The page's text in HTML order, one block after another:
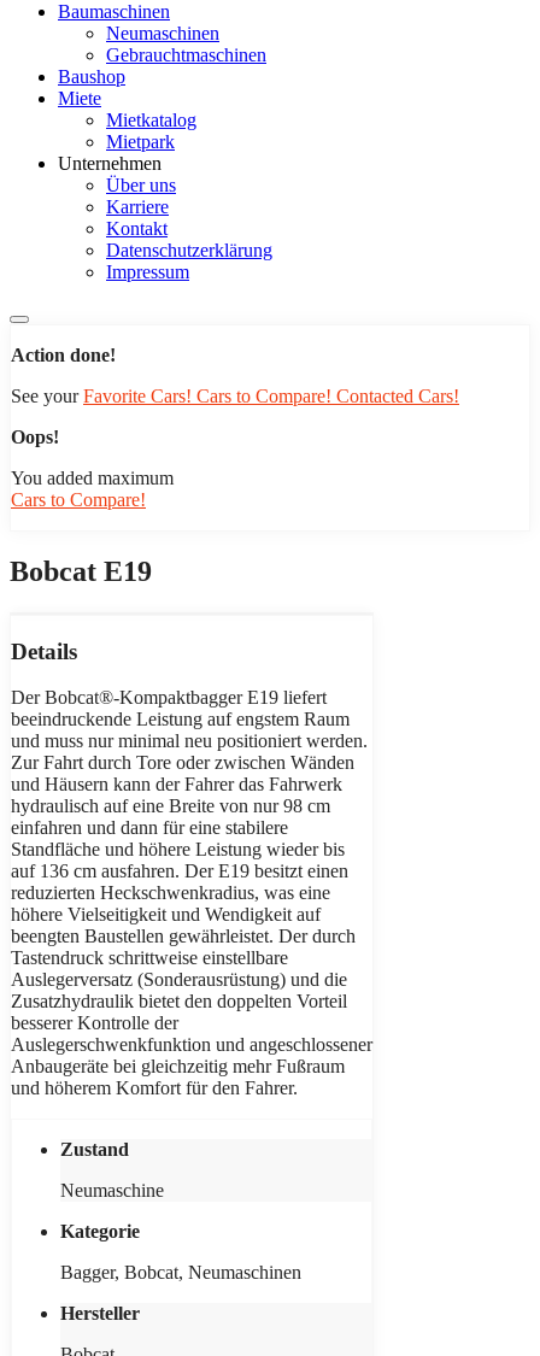
Baumaschinen
Neumaschinen
Gebrauchtmaschinen
Baushop
Miete
Mietkatalog
Mietpark
Unternehmen
Über uns
Karriere
Kontakt
Datenschutzerklärung
Impressum
Action done!
See yourFavorite Cars! Cars to Compare! Contacted Cars!
Oops!
You added maximum
Cars to Compare!
Bobcat E19
Details
Der Bobcat®-Kompaktbagger E19 liefert
beeindruckende Leistung auf engstem Raum
und muss nur minimal neu positioniert werden.
Zur Fahrt durch Tore oder zwischen Wänden
und Häusern kann der Fahrer das Fahrwerk
hydraulisch auf eine Breite von nur 98 cm
einfahren und dann für eine stabilere
Standfläche und höhere Leistung wieder bis
auf 136 cm ausfahren. Der E19 besitzt einen
reduzierten Heckschwenkradius, was eine
höhere Vielseitigkeit und Wendigkeit auf
beengten Baustellen gewährleistet. Der durch
Tastendruck schrittweise einstellbare
Auslegerversatz (Sonderausrüstung) und die
Zusatzhydraulik bietet den doppelten Vorteil
besserer Kontrolle der
Auslegerschwenkfunktion und angeschlossener
Anbaugeräte bei gleichzeitig mehr Fußraum
und höherem Komfort für den Fahrer.
Zustand
Neumaschine
Kategorie
Bagger, Bobcat, Neumaschinen
Hersteller